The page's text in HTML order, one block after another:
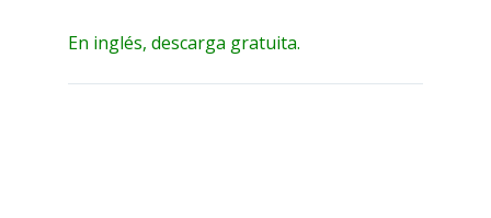
En inglés, descarga gratuita.